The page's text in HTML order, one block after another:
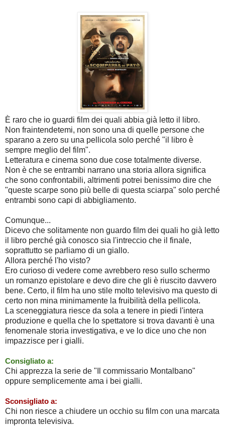
È raro che io guardi film dei quali abbia già letto il libro.
Non fraintendetemi, non sono una di quelle persone che
sparano a zero su una pellicola solo perché "il libro è
sempre meglio del film".
Letteratura e cinema sono due cose totalmente diverse.
Non è che se entrambi narrano una storia allora significa
che sono confrontabili, altrimenti potrei benissimo dire che
"queste scarpe sono più belle di questa sciarpa" solo perché
entrambi sono capi di abbigliamento.
Comunque...
Dicevo che solitamente non guardo film dei quali ho già letto
il libro perché già conosco sia l'intreccio che il finale,
soprattutto se parliamo di un giallo.
Allora perché l'ho visto?
Ero curioso di vedere come avrebbero reso sullo schermo
un romanzo epistolare e devo dire che gli è riuscito davvero
bene. Certo, il film ha uno stile molto televisivo ma questo di
certo non mina minimamente la fruibilità della pellicola.
La sceneggiatura riesce da sola a tenere in piedi l'intera
produzione e quella che lo spettatore si trova davanti è una
fenomenale storia investigativa, e ve lo dice uno che non
impazzisce per i gialli.
Consigliato a:
Chi apprezza la serie de "Il commissario Montalbano"
oppure semplicemente ama i bei gialli.
Sconsigliato a:
Chi non riesce a chiudere un occhio su film con una marcata
impronta televisiva.